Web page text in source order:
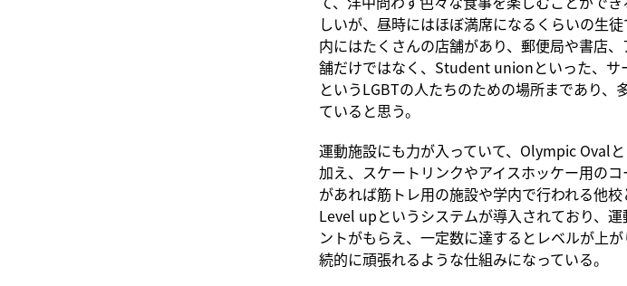
しいが、昼時にはほぼ満席になるくらいの生
内にはたくさんの店舗があり、郵便局や書店
舗だけではなく、Student unionといった、
というLGBTの人たちのための場所まであり
ていると思う。
運動施設にも力が入っていて、Olympic Oval
加え、スケートリンクやアイスホッケー用の
があれば筋トレ用の施設や学内で行われる他
Level upというシステムが導入されており、
ントがもらえ、一定数に達するとレベルが上
続的に頑張れるような仕組みになっている。